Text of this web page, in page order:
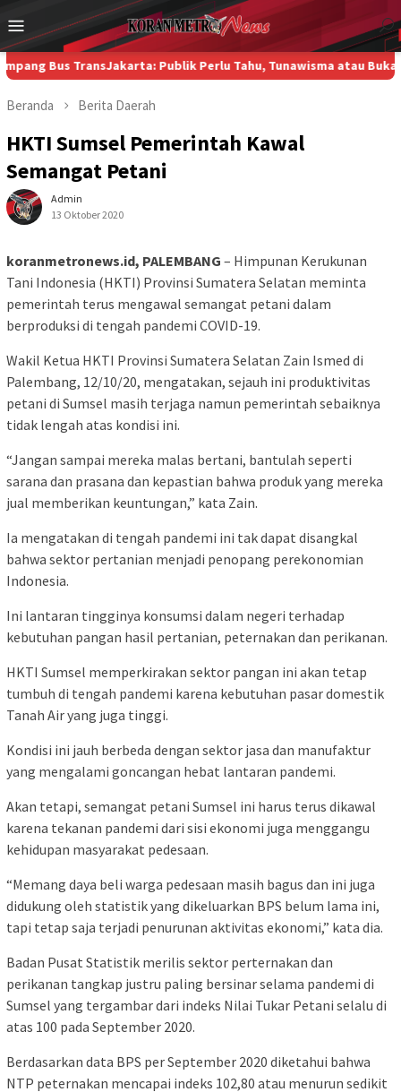
ke
konten
Menu
Mobile
Publik Perlu Tahu, Tunawisma atau Bukan? Di
Beranda Berita Daerah
HKTI Sumsel Pemerintah Kawal
Semangat Petani
Admin
13 Oktober 2020
koranmetronews.id, PALEMBANG – Himpunan Kerukunan
Tani Indonesia (HKTI) Provinsi Sumatera Selatan meminta
pemerintah terus mengawal semangat petani dalam
berproduksi di tengah pandemi COVID-19.
Wakil Ketua HKTI Provinsi Sumatera Selatan Zain Ismed di
Palembang, 12/10/20, mengatakan, sejauh ini produktivitas
petani di Sumsel masih terjaga namun pemerintah sebaiknya
tidak lengah atas kondisi ini.
“Jangan sampai mereka malas bertani, bantulah seperti
sarana dan prasana dan kepastian bahwa produk yang mereka
jual memberikan keuntungan,” kata Zain.
Ia mengatakan di tengah pandemi ini tak dapat disangkal
bahwa sektor pertanian menjadi penopang perekonomian
Indonesia.
Ini lantaran tingginya konsumsi dalam negeri terhadap
kebutuhan pangan hasil pertanian, peternakan dan perikanan.
HKTI Sumsel memperkirakan sektor pangan ini akan tetap
tumbuh di tengah pandemi karena kebutuhan pasar domestik
Tanah Air yang juga tinggi.
Kondisi ini jauh berbeda dengan sektor jasa dan manufaktur
yang mengalami goncangan hebat lantaran pandemi.
Akan tetapi, semangat petani Sumsel ini harus terus dikawal
karena tekanan pandemi dari sisi ekonomi juga menggangu
kehidupan masyarakat pedesaan.
“Memang daya beli warga pedesaan masih bagus dan ini juga
didukung oleh statistik yang dikeluarkan BPS belum lama ini,
tapi tetap saja terjadi penurunan aktivitas ekonomi,” kata dia.
Badan Pusat Statistik merilis sektor perternakan dan
perikanan tangkap justru paling bersinar selama pandemi di
Sumsel yang tergambar dari indeks Nilai Tukar Petani selalu di
atas 100 pada September 2020.
Berdasarkan data BPS per September 2020 diketahui bahwa
NTP peternakan mencapai indeks 102,80 atau menurun sedikit